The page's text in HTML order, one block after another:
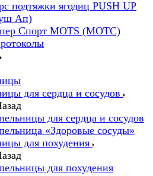
подтяжки ягодиц PUSH UP
Ап)
Спорт MOTS (МОТС)
для сердца и сосудов
для сердца и сосудов
«Здоровые сосуды»
для похудения
для похудения